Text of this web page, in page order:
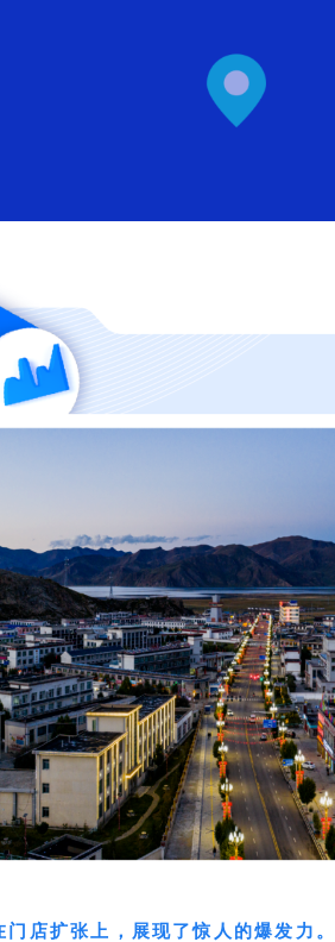
店扩张上，展现了惊人的爆发力。